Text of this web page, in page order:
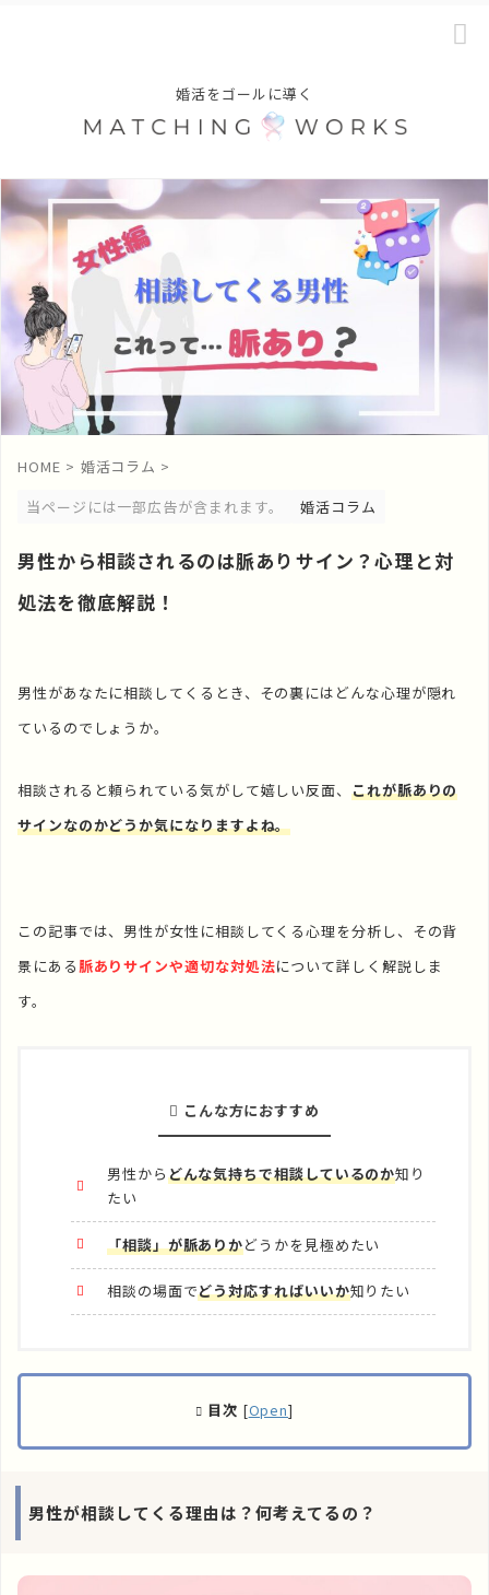
婚活をゴールに導く
HOME > 婚活コラム >
当ページには一部広告が含まれます。
婚活コラム
男性から相談されるのは脈ありサイン？心理と対
処法を徹底解説！
男性があなたに相談してくるとき、その裏にはどんな心理が隠れ
ているのでしょうか。
相談されると頼られている気がして嬉しい反面、これが脈ありの
サインなのかどうか気になりますよね。
この記事では、男性が女性に相談してくる心理を分析し、その背
景にある脈ありサインや適切な対処法について詳しく解説しま
す。
こんな方におすすめ
男性からどんな気持ちで相談しているのか知り
たい
「相談」が脈ありかどうかを見極めたい
相談の場面でどう対応すればいいか知りたい
目次 [Open]
男性が相談してくる理由は？何考えてるの？